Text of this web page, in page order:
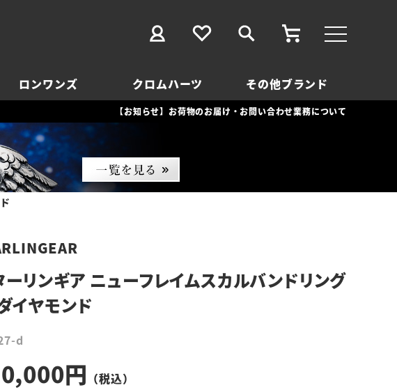
ロンワンズ クロムハーツ その他ブランド
【お知らせ】お荷物のお届け・お問い合わせ業務について
ーリンギア ニューフレイムスカルバンドリング
イヤモンド
d